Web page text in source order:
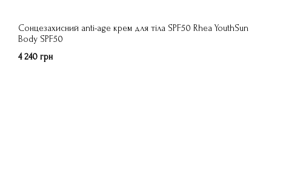
Сонцезахисний anti-age крем для тіла SPF50 Rhea YouthSun
Body SPF50
4 240 грн